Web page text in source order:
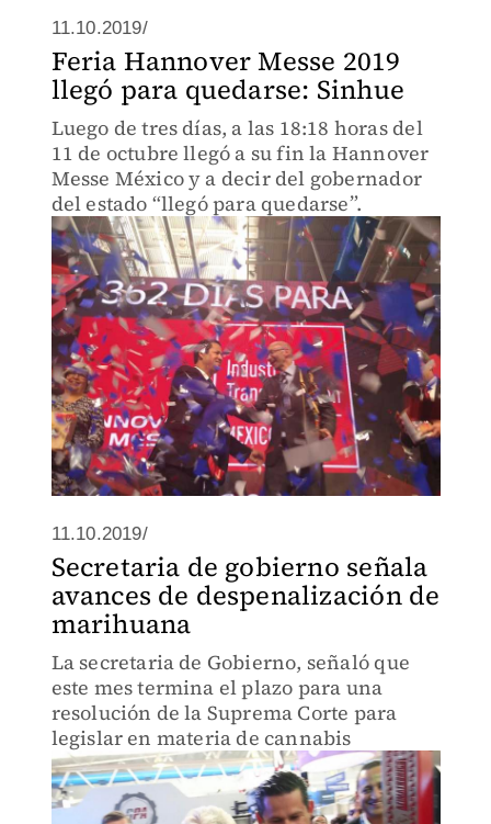
11.10.2019/
Feria Hannover Messe 2019
llegó para quedarse: Sinhue
Luego de tres días, a las 18:18 horas del
11 de octubre llegó a su fin la Hannover
Messe México y a decir del gobernador
del estado “llegó para quedarse”.
11.10.2019/
Secretaria de gobierno señala
avances de despenalización de
marihuana
La secretaria de Gobierno, señaló que
este mes termina el plazo para una
resolución de la Suprema Corte para
legislar en materia de cannabis